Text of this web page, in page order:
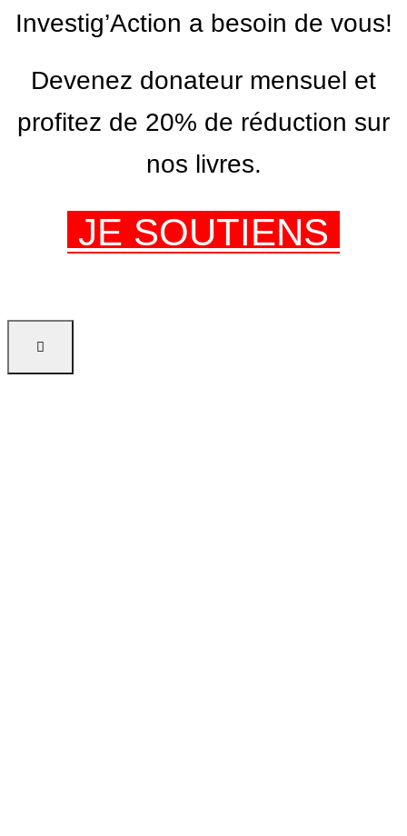
Investig’Action a besoin de vous!
Devenez donateur mensuel et
profitez de 20% de réduction sur
nos livres.
JE SOUTIENS